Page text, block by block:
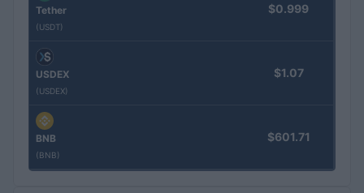
Tether
(USDT)
$0.999
USDEX
(USDEX)
$1.07
BNB
(BNB)
$601.71